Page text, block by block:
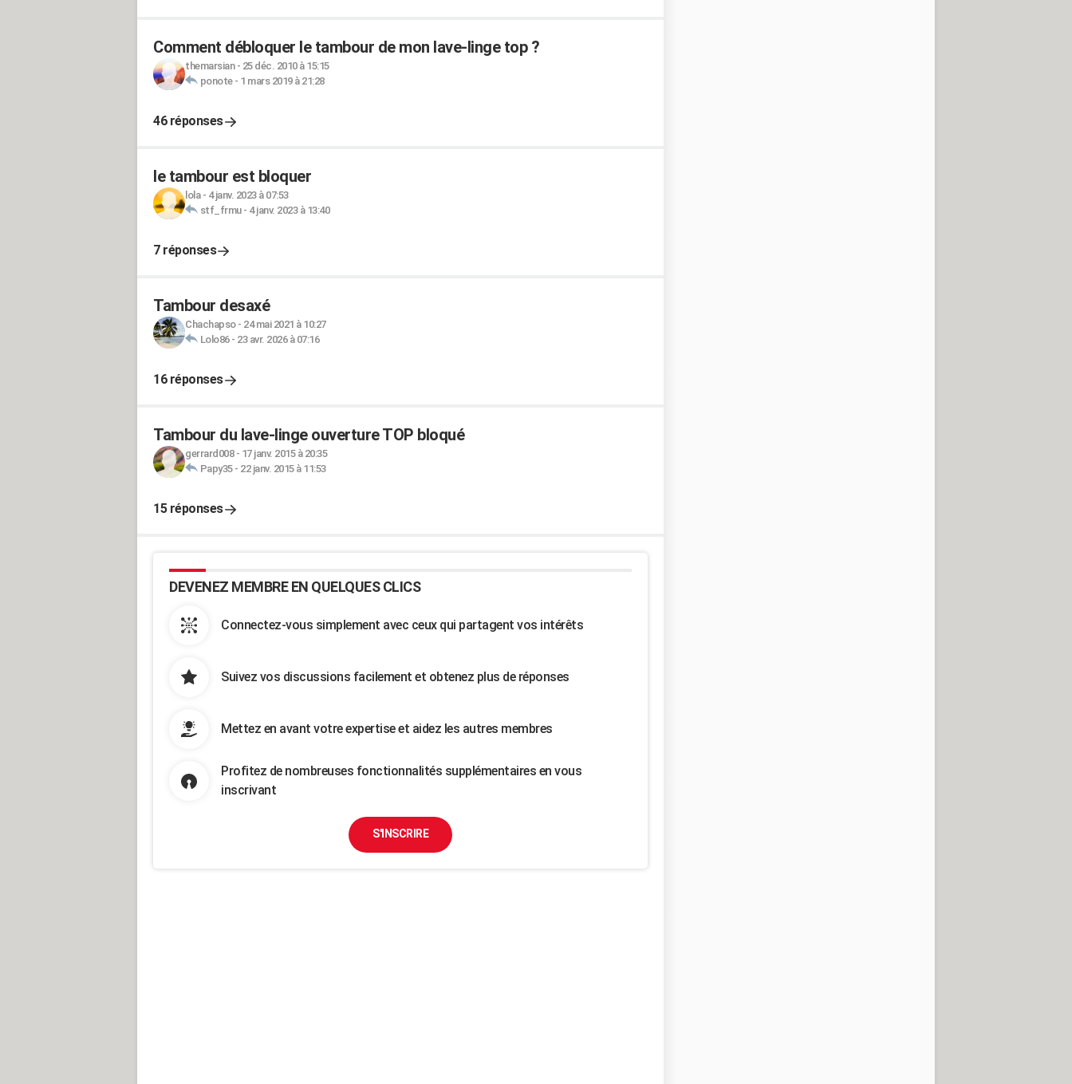
Comment débloquer le tambour de mon lave-linge top ?
themarsian- 25 déc. 2010 à 15:15
ponote- 1 mars 2019 à 21:28
46 réponses
le tambour est bloquer
lola- 4 janv. 2023 à 07:53
stf_frmu- 4 janv. 2023 à 13:40
7 réponses
Tambour desaxé
Chachapso- 24 mai 2021 à 10:27
Lolo86- 23 avr. 2026 à 07:16
16 réponses
Tambour du lave-linge ouverture TOP bloqué
gerrard008- 17 janv. 2015 à 20:35
Papy35- 22 janv. 2015 à 11:53
15 réponses
DEVENEZ MEMBRE EN QUELQUES CLICS
Connectez-vous simplement avec ceux qui partagent vos intérêts
Suivez vos discussions facilement et obtenez plus de réponses
Mettez en avant votre expertise et aidez les autres membres
Profitez de nombreuses fonctionnalités supplémentaires en vous
inscrivant
S'INSCRIRE